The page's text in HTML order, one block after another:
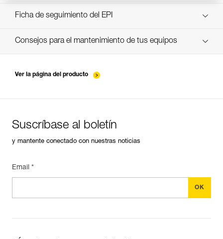
verif-EPI-poulies-procedure-ES
Ficha de seguimiento del EPI
verif-EPI-poulies-suivi-ES
Consejos para el mantenimiento de tus equipos
Ver la página del producto
Suscríbase al boletín
y mantente conectado con nuestras noticias
Email *